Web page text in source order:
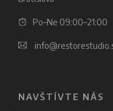
Po–Ne 09:00–21:00
NAVŠTÍVTE NÁS